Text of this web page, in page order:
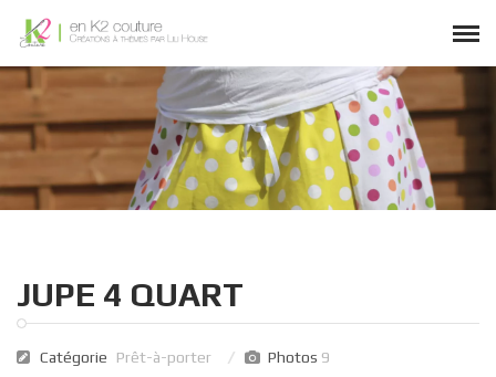
JUPE 4 QUART
Catégorie Prêt-à-porter Photos 9